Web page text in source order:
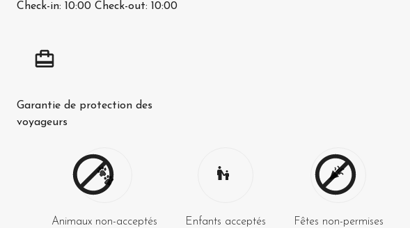
Check-in: 10:00 Check-out: 10:00
Garantie de protection des
voyageurs
Animaux non-acceptés Enfants acceptés Fêtes non-permises